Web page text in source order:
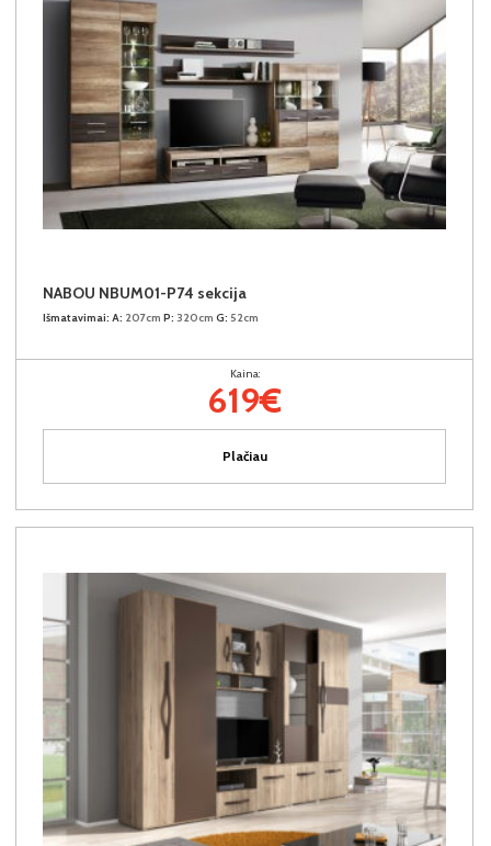
NABOU NBUM01-P74 sekcija
Išmatavimai: A: 207cm P: 320cm G: 52cm
Kaina:
619€
Plačiau